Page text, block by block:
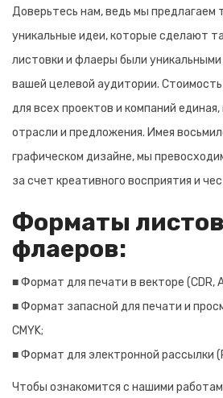
Доверьтесь нам, ведь мы предлагаем
уникальные идеи, которые сделают
листовки и флаеры были
вашей целевой аудитории.
для всех проектов и компаний
отрасли и предложения. Имея
графическом дизайне, мы
за счет креативного восприятия и
Форматы
флаеров:
■ Формат для печати в векторе (CDR,
■ Формат запасной для печати и
CMYK;
■ Формат для электронной рассылки
Чтобы ознакомится с нашими